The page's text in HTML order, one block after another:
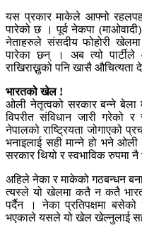
यस प्रकार माकेले आफ्नो रहलपहल
पारेको छ । पूर्व नेकपा
नेताहरुले संसदीय फोहोरी
पारेका छन् । अब त्यो पार्टीले
राखिराख्नुको पनि खासै औचित्यता
भारतको खेल !
ओली नेतृत्वको सरकार बन्ने बेला
विपरीत संविधान जारी गरेको
नेपालको राष्ट्रियता जोगाएको
भनाइलाई सही मान्ने हो भने
सरकार थियो र स्वभाविक रुपमा नै
अहिले नेका र माकेको गठबन्धन
त्यस्ले यो खेलमा कतै न कतै
पर्दैन । नेका प्रतिपक्षमा बसेको
भएकाले यसले यो खेल खेल्नुलाई